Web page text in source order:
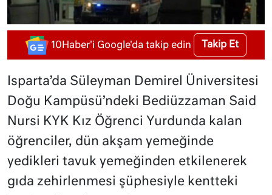
10Haber'i Google'da takip edin Takip Et
Isparta’da Süleyman Demirel Üniversitesi
Doğu Kampüsü’ndeki Bediüzzaman Said
Nursi KYK Kız Öğrenci Yurdunda kalan
öğrenciler, dün akşam yemeğinde
yedikleri tavuk yemeğinden etkilenerek
gıda zehirlenmesi şüphesiyle kentteki